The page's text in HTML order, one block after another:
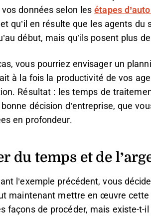
vos données selon lesétapes
qu’il en résulte que les agents
début, mais qu’ils posent plus
vous pourriez envisager un
à la fois la productivité de vos
Résultat : les temps de
décision d’entreprise, que
en profondeur.
du temps et de
l’exemple précédent, vous
maintenant mettre en œuvre
façons de procéder, mais existe-t-